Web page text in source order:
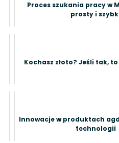
Proces szukania pracy w
prosty i
Kochasz złoto? Jeśli tak,
Innowacje w produktach
technologii